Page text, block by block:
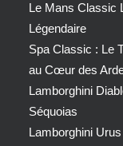
Le Mans Classic
Légendaire
Spa Classic : Le
au Cœur des
Lamborghini
Séquoias
Lamborghini